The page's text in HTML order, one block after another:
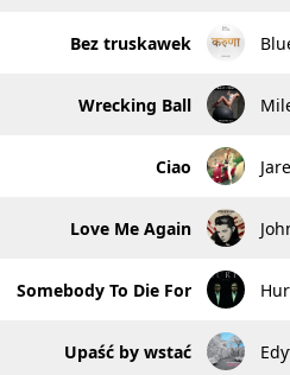
Bez truskawek
Wrecking Ball
Ciao
Love Me Again
Somebody To Die For
Upaść by wstać